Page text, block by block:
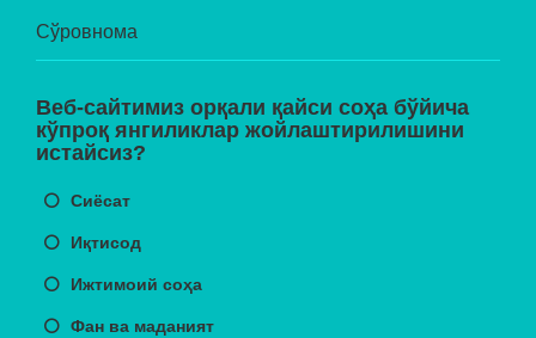
Сўровнома
Веб-сайтимиз орқали қайси соҳа бўйича
кўпроқ янгиликлар жойлаштирилишини
истайсиз?
Сиёсат
Иқтисод
Ижтимоий соҳа
Фан ва маданият